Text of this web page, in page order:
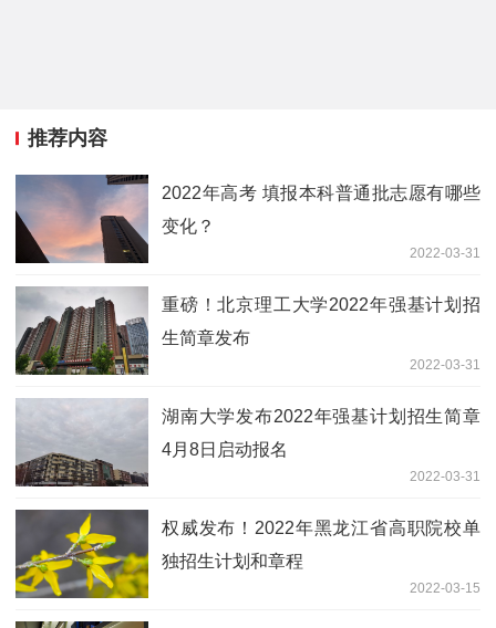
推荐内容
2022年高考 填报本科普通批志愿有哪些
变化？
2022-03-31
重磅！北京理工大学2022年强基计划招
生简章发布
2022-03-31
湖南大学发布2022年强基计划招生简章
4月8日启动报名
2022-03-31
权威发布！2022年黑龙江省高职院校单
独招生计划和章程
2022-03-15